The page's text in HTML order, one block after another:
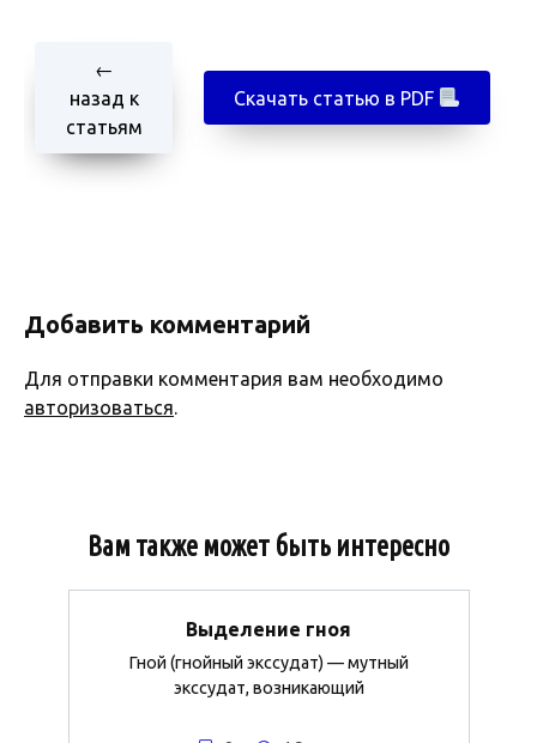
←
назад к
статьям
Скачать статью в PDF
Добавить комментарий
Для отправки комментария вам необходимо
авторизоваться.
Вам также может быть интересно
Выделение гноя
Гной (гнойный экссудат) — мутный
экссудат, возникающий